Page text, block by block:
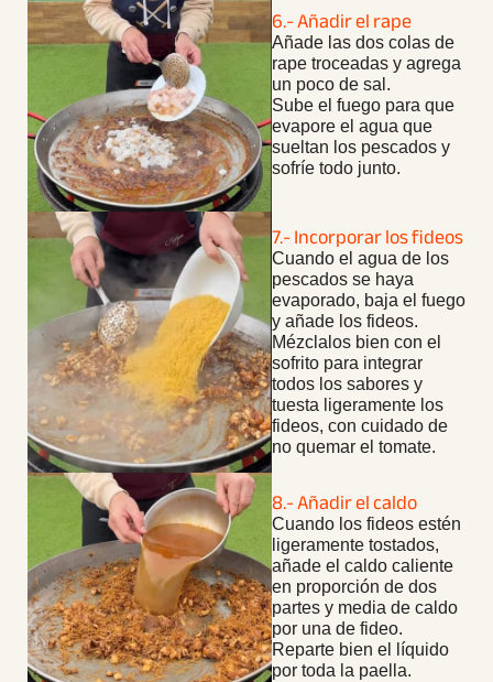
6.- Añadir el rape
Añade las dos colas de
rape troceadas y agrega
un poco de sal.
Sube el fuego para que
evapore el agua que
sueltan los pescados y
sofríe todo junto.
7.- Incorporar los fideos
Cuando el agua de los
pescados se haya
evaporado, baja el fuego
y añade los fideos.
Mézclalos bien con el
sofrito para integrar
todos los sabores y
tuesta ligeramente los
fideos, con cuidado de
no quemar el tomate.
8.- Añadir el caldo
Cuando los fideos estén
ligeramente tostados,
añade el caldo caliente
en proporción de dos
partes y media de caldo
por una de fideo.
Reparte bien el líquido
por toda la paella.